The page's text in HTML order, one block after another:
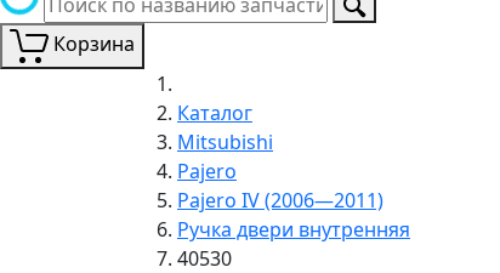
Корзина
Каталог
Mitsubishi
Pajero
Pajero IV (2006—2011)
Ручка двери внутренняя
40530